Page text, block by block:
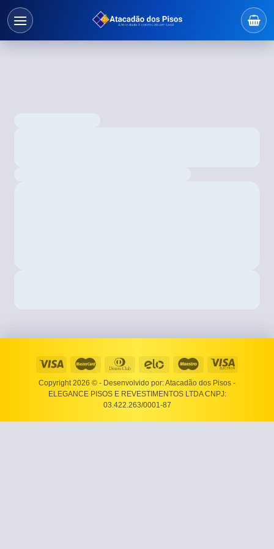
Copyright 2026 © - Desenvolvido por: Atacadão dos Pisos -
ELEGANCE PISOS E REVESTIMENTOS LTDA CNPJ:
03.422.263/0001-87